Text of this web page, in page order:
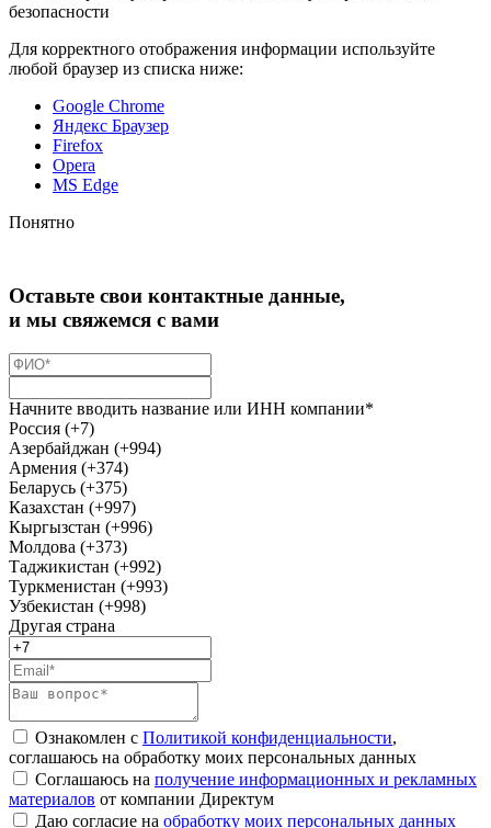
безопасности
Для корректного отображения информации используйте
любой браузер из списка ниже:
Google Chrome
Яндекс Браузер
Firefox
Opera
MS Edge
Понятно
Оставьте свои контактные данные,
и мы свяжемся с вами
Начните вводить название или ИНН компании*
Россия (+7)
Азербайджан (+994)
Армения (+374)
Беларусь (+375)
Казахстан (+997)
Кыргызстан (+996)
Молдова (+373)
Таджикистан (+992)
Туркменистан (+993)
Узбекистан (+998)
Другая страна
Ознакомлен с Политикой конфиденциальности,
соглашаюсь на обработку моих персональных данных
Соглашаюсь на получение информационных и рекламных
материалов от компании Директум
Даю согласие на обработку моих персональных данных